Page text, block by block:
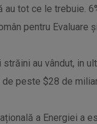
au tot ce le trebuie.
pentru Evaluare
au vândut, in
peste $28 de
a Energiei a